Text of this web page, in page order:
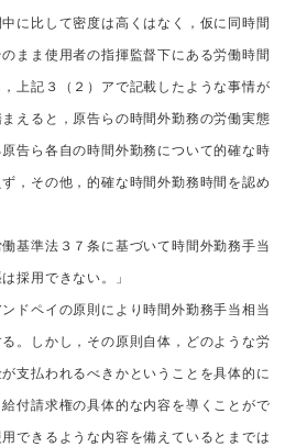
に比して密度は高くはなく，仮に同時間
まま使用者の指揮監督下にある労働時間
上記３（２）アで記載したような事情が
えると，原告らの時間外勤務の労働実態
告ら各自の時間外勤務について的確な時
，その他，的確な時間外勤務時間を認め
働基準法３７条に基づいて時間外勤務手当
採用できない。」
ンドペイの原則により時間外勤務手当相当
。しかし，その原則自体，どのような労
支払われるべきかということを具体的に
付請求権の具体的な内容を導くことがで
できるような内容を備えているとまでは